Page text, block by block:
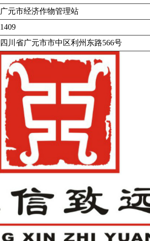
广元市经济作物管理站
1409
四川省广元市市中区利州东路566号